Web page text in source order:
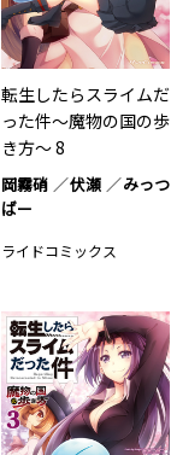
転生したらスライムだ
った件～魔物の国の歩
き方～ 8
岡霧硝 伏瀬
みっつ
ばー
ライドコミックス